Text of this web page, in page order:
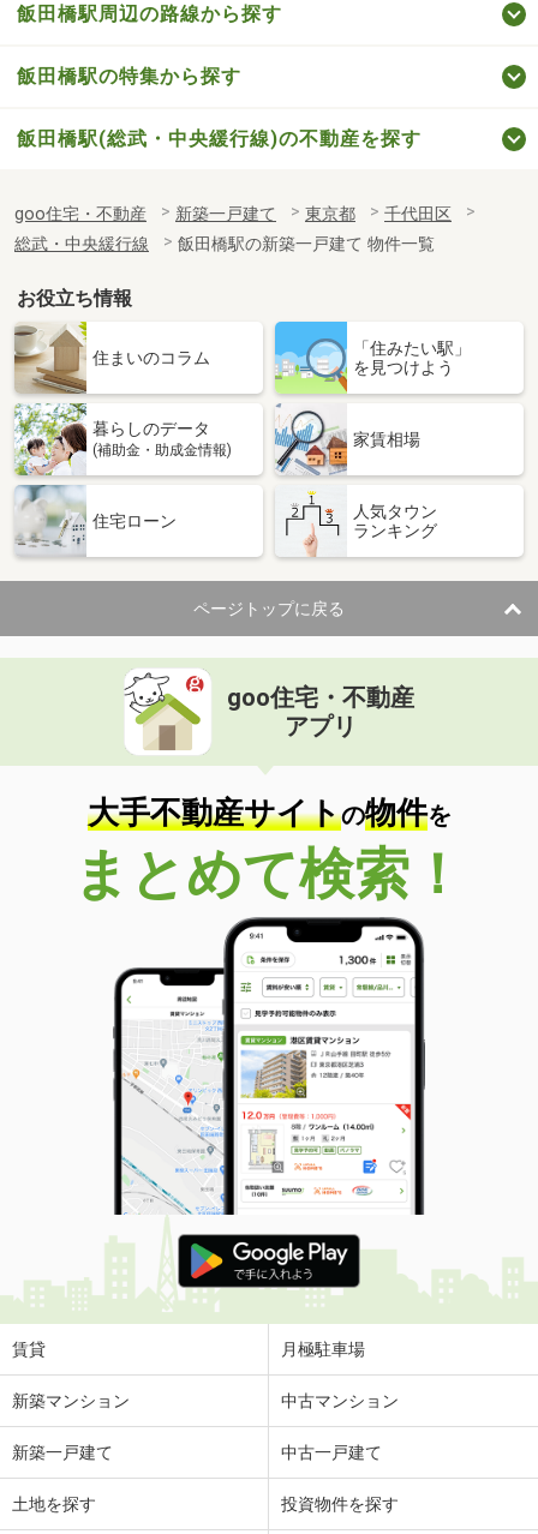
飯田橋駅周辺の路線から探す
飯田橋駅の特集から探す
飯田橋駅(総武・中央緩行線)の不動産を探す
goo住宅・不動産 新築一戸建て 東京都
千代田区
総武・中央緩行線
飯田橋駅の新築一戸建て 物件一覧
お役立ち情報
住まいのコラム
「住みたい駅」
を見つけよう
暮らしのデータ
(補助金・助成金情報)
家賃相場
住宅ローン
人気タウン
ランキング
ページトップに戻る
goo住宅・不動産
アプリ
大手不動産サイトの物件を
まとめて検索！
賃貸 月極駐車場
新築マンション 中古マンション
新築一戸建て 中古一戸建て
土地を探す 投資物件を探す